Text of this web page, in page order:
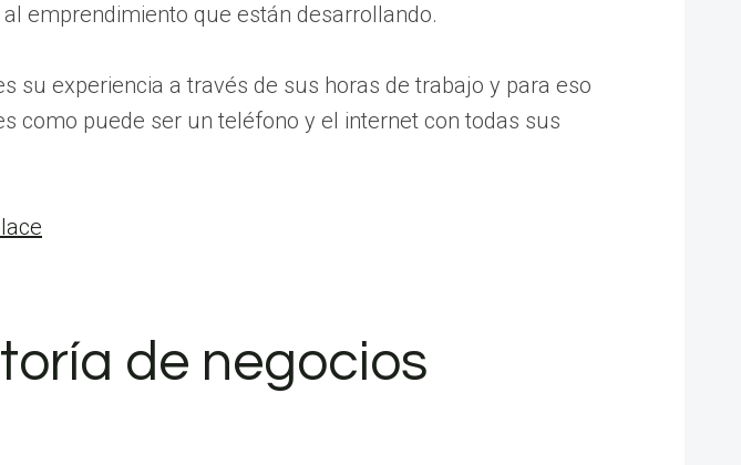
emprendimiento que están desarrollando.
su experiencia a través de sus horas de trabajo y para eso
como puede ser un teléfono y el internet con todas sus
de negocios